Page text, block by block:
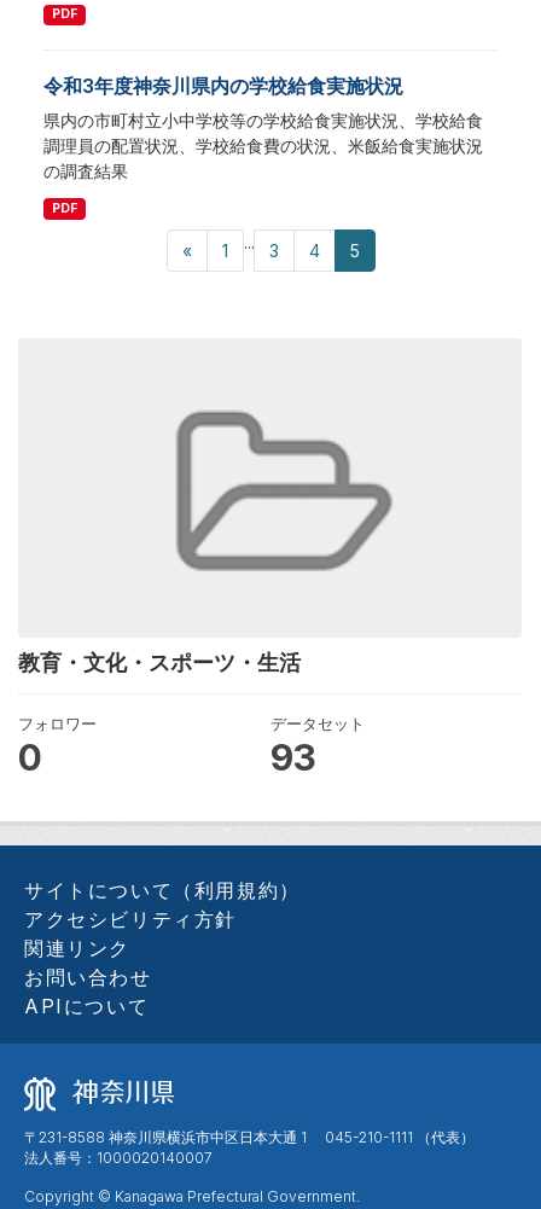
教育・文化・スポーツ・生活
フォロワー
0
データセット
93
PDF
令和3年度神奈川県内の学校給食実施状況
県内の市町村立小中学校等の学校給食実施状況、学校給食
調理員の配置状況、学校給食費の状況、米飯給食実施状況
の調査結果
PDF
« 1 ... 3 4 5
サイトについて（利用規約）
アクセシビリティ方針
関連リンク
お問い合わせ
APIについて
〒231-8588 神奈川県横浜市中区日本大通 1 045-210-1111 （代表）
法人番号：1000020140007
Copyright © Kanagawa Prefectural Government.